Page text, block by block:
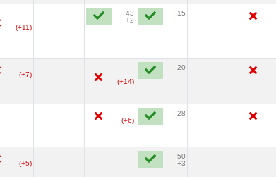
(+11)
43
+2
15
(+7)
(+14)
20
(+6)
28
(+5)
50
+3